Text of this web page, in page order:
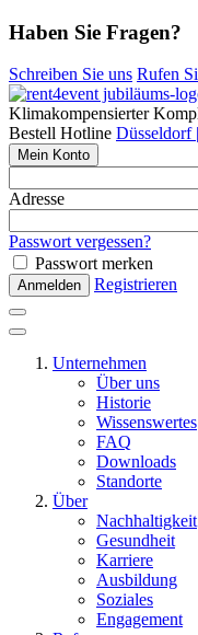
Haben Sie Fragen?
Schreiben Sie uns Rufen
Klimakompensierter
Bestell Hotline Düsseldorf
Mein Konto
Adresse
Passwort vergessen?
Passwort merken
Anmelden Registrieren
Unternehmen
Über uns
Historie
Wissenswertes
FAQ
Downloads
Standorte
Über
Nachhaltigkeit
Gesundheit
Karriere
Ausbildung
Soziales
Engagement